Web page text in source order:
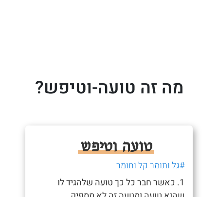
מה זה טועה-וטיפש?
טועה וטיפש
#גל ותומר קל וחומר
1. כאשר חבר כל כך טועה שלהגיד לו